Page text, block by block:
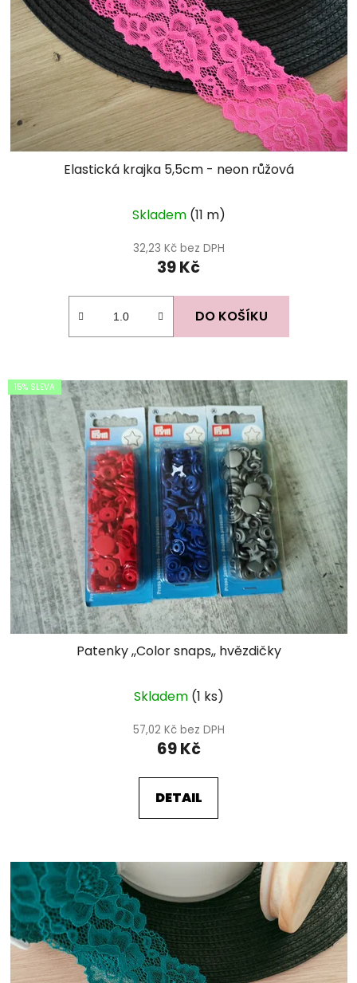
Elastická krajka 5,5cm - neon růžová
Skladem (11 m)
32,23 Kč bez DPH
39 Kč
DO KOŠÍKU
15% SLEVA
Patenky ,,Color snaps,, hvězdičky
Skladem (1 ks)
57,02 Kč bez DPH
69 Kč
DETAIL